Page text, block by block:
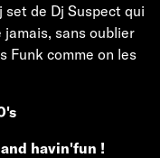
de Dj Suspect qui
sans oublier
Funk comme on les
havin'fun !